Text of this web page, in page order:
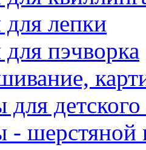
лепки
пэчворка
- шерстяной